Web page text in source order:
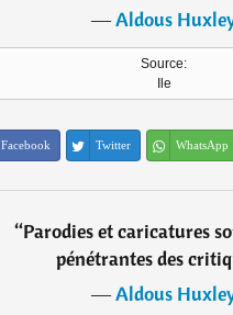
―Aldous
Source:
Ile
Facebook Twitter WhatsApp
“Parodies et caricatures
pénétrantes des
―Aldous